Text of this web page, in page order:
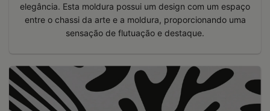
elegância. Esta moldura possui um design com um espaço
entre o chassi da arte e a moldura, proporcionando uma
sensação de flutuação e destaque.